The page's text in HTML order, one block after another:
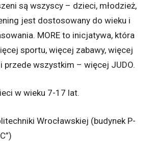
są wszyscy – dzieci, młodzież,
jest dostosowany do wieku i
MORE to inicjatywa, która
sportu, więcej zabawy, więcej
przede wszystkim – więcej JUDO.
w wieku 7-17 lat.
Wrocławskiej (budynek P-